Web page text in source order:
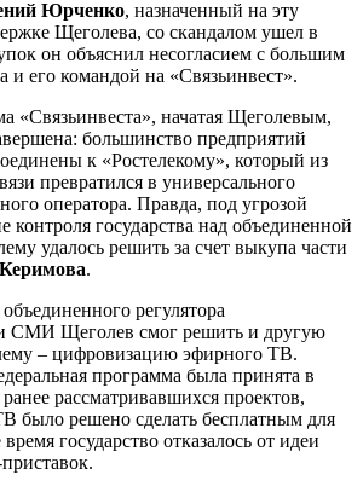
Юрченко, назначенный на эту
Щеголева, со скандалом ушел в
он объяснил несогласием с большим
его командой на «Связьинвест».
«Связьинвеста», начатая Щеголевым,
большинство предприятий
к «Ростелекому», который из
превратился в универсального
оператора. Правда, под угрозой
контроля государства над объединенной
удалось решить за счет выкупа части
.
регулятора
СМИ Щеголев смог решить и другую
– цифровизацию эфирного ТВ.
программа была принята в
рассматривавшихся проектов,
было решено сделать бесплатным для
государство отказалось от идеи